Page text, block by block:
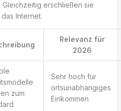
erschließen sie
Internet.
Relevanz für
2026
zum
Sehr hoch für
ortsunabhängiges
Einkommen